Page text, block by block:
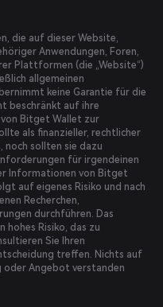
die auf dieser Website,
Anwendungen, Foren,
Plattformen (die „Website“)
allgemeinen
keine Garantie für die
beschränkt auf ihre
von Bitget Wallet zur
als finanzieller, rechtlicher
noch sollten sie dazu
für irgendeinen
Informationen von Bitget
auf eigenes Risiko und nach
Recherchen,
durchführen. Das
hohes Risiko, das zu
Sie Ihren
treffen. Nichts auf
oder Angebot verstanden